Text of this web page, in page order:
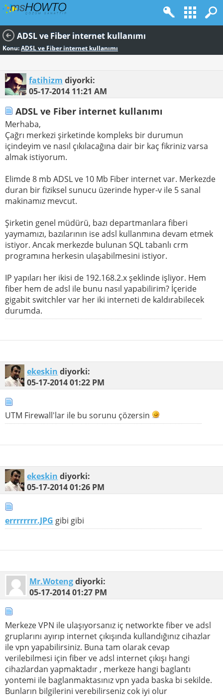
ADSL ve Fiber internet kullanımı
Konu:ADSL ve Fiber internet kullanımı
fatihizm diyorki:
05-17-2014 11:21 AM
ADSL ve Fiber internet kullanımı
Merhaba,
Çağrı merkezi şirketinde kompleks bir durumun
içindeyim ve nasıl çıkılacağına dair bir kaç fikriniz varsa
almak istiyorum.
Elimde 8 mb ADSL ve 10 Mb Fiber internet var. Merkezde
duran bir fiziksel sunucu üzerinde hyper-v ile 5 sanal
makinamız mevcut.
Şirketin genel müdürü, bazı departmanlara fiberi
yaymamızı, bazılarının ise adsl kullanmına devam etmek
istiyor. Ancak merkezde bulunan SQL tabanlı crm
programına herkesin ulaşabilmesini istiyor.
IP yapıları her ikisi de 192.168.2.x şeklinde işliyor. Hem
fiber hem de adsl ile bunu nasıl yapabilirim? İçeride
gigabit switchler var her iki interneti de kaldırabilecek
durumda.
ekeskin diyorki:
05-17-201401:22 PM
UTM Firewall'lar ile bu sorunu çözersin
ekeskin diyorki:
05-17-201401:26 PM
errrrrrrr.JPG gibi gibi
Mr.Wotengdiyorki:
05-17-201401:27 PM
Merkeze VPN ile ulaşıyorsanız iç networkte fiber ve adsl
gruplarını ayırıp internet çıkışında kullandığınız cihazlar
ile vpn yapabilirsiniz. Buna tam olarak cevap
verilebilmesi için fiber ve adsl internet çıkışı hangi
cihazlardan yapmaktadır , merkeze hangi baglantı
yontemi ile baglanmaktasınız vpn yada baska bi sekilde.
Bunların bilgilerini verebilirseniz cok iyi olur